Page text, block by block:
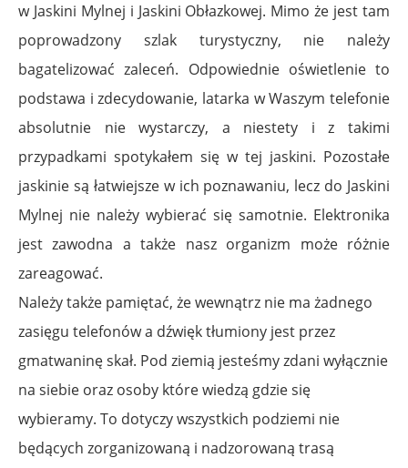
w Jaskini Mylnej i Jaskini Obłazkowej. Mimo że jest tam
poprowadzony szlak turystyczny, nie należy
bagatelizować zaleceń. Odpowiednie oświetlenie to
podstawa i zdecydowanie, latarka w Waszym telefonie
absolutnie nie wystarczy, a niestety i z takimi
przypadkami spotykałem się w tej jaskini. Pozostałe
jaskinie są łatwiejsze w ich poznawaniu, lecz do Jaskini
Mylnej nie należy wybierać się samotnie. Elektronika
jest zawodna a także nasz organizm może różnie
zareagować.
Należy także pamiętać, że wewnątrz nie ma żadnego
zasięgu telefonów a dźwięk tłumiony jest przez
gmatwaninę skał. Pod ziemią jesteśmy zdani wyłącznie
na siebie oraz osoby które wiedzą gdzie się
wybieramy. To dotyczy wszystkich podziemi nie
będących zorganizowaną i nadzorowaną trasą